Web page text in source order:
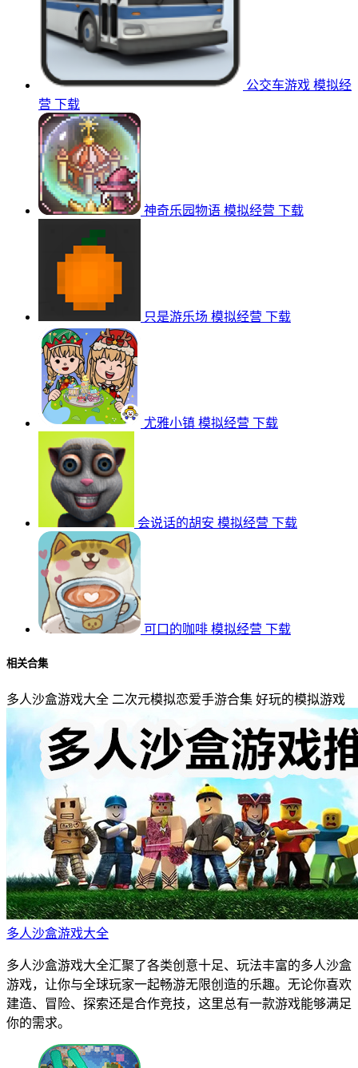
公交车游戏 模拟经
营 下载
神奇乐园物语 模拟经营 下载
只是游乐场 模拟经营 下载
尤雅小镇 模拟经营 下载
会说话的胡安 模拟经营 下载
可口的咖啡 模拟经营 下载
相关合集
多人沙盒游戏大全 二次元模拟恋爱手游合集 好玩的模拟游戏
多人沙盒游戏大全
多人沙盒游戏大全汇聚了各类创意十足、玩法丰富的多人沙盒
游戏，让你与全球玩家一起畅游无限创造的乐趣。无论你喜欢
建造、冒险、探索还是合作竞技，这里总有一款游戏能够满足
你的需求。